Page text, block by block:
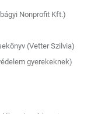
Nonprofit Kft.)
(Vetter Szilvia)
gyerekeknek)